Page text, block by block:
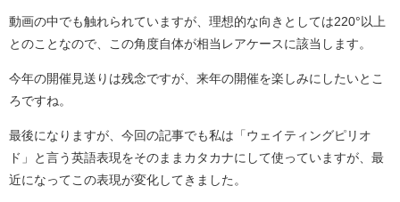
動画の中でも触れられていますが、理想的な向きとしては220°以上
とのことなので、この角度自体が相当レアケースに該当します。
今年の開催見送りは残念ですが、来年の開催を楽しみにしたいとこ
ろですね。
最後になりますが、今回の記事でも私は「ウェイティングピリオ
ド」と言う英語表現をそのままカタカナにして使っていますが、最
近になってこの表現が変化してきました。